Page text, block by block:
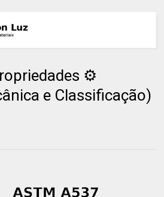
⚙️
e Classificação)